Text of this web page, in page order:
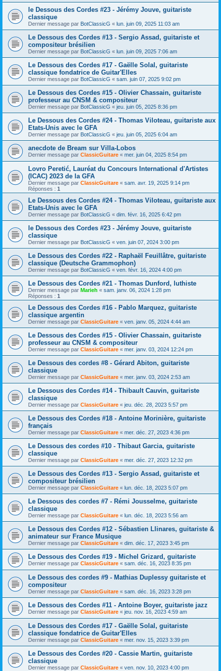
le Dessous des Cordes #23 - Jérémy Jouve, guitariste
classique
Dernier message par BotClassicG « lun. juin 09, 2025 11:03 am
Le Dessous des Cordes #13 - Sergio Assad, guitariste et
compositeur brésilien
Dernier message par BotClassicG « lun. juin 09, 2025 7:06 am
Le Dessous des Cordes #17 - Gaëlle Solal, guitariste
classique fondatrice de Guitar'Elles
Dernier message par BotClassicG « sam. juin 07, 2025 9:02 pm
Le Dessous des Cordes #15 - Olivier Chassain, guitariste
professeur au CNSM & compositeur
Dernier message par BotClassicG « jeu. juin 05, 2025 8:36 pm
Le Dessous des Cordes #24 - Thomas Viloteau, guitariste aux
Etats-Unis avec le GFA
Dernier message par BotClassicG « jeu. juin 05, 2025 6:04 am
anecdote de Bream sur Villa-Lobos
Dernier message par ClassicGuitare « mer. juin 04, 2025 8:54 pm
Lovro Peretić, Lauréat du Concours International d'Artistes
(ICAC) 2023 de la GFA
Dernier message par ClassicGuitare « sam. avr. 19, 2025 9:14 pm
Réponses : 1
Le Dessous des Cordes #24 - Thomas Viloteau, guitariste aux
Etats-Unis avec le GFA
Dernier message par BotClassicG « dim. févr. 16, 2025 6:42 pm
le Dessous des Cordes #23 - Jérémy Jouve, guitariste
classique
Dernier message par BotClassicG « ven. juin 07, 2024 3:00 pm
Le Dessous des Cordes #22 - Raphaël Feuillâtre, guitariste
classique (Deutsche Grammophon)
Dernier message par BotClassicG « ven. févr. 16, 2024 4:00 pm
Le Dessous des Cordes #21 - Thomas Dunford, luthiste
Dernier message par Marieh « sam. janv. 06, 2024 1:28 pm
Réponses : 1
Le Dessous des Cordes #16 - Pablo Marquez, guitariste
classique argentin
Dernier message par ClassicGuitare « ven. janv. 05, 2024 4:44 am
Le Dessous des Cordes #15 - Olivier Chassain, guitariste
professeur au CNSM & compositeur
Dernier message par ClassicGuitare « mer. janv. 03, 2024 12:24 pm
Le Dessous des cordes #8 - Gérard Abiton, guitariste
classique
Dernier message par ClassicGuitare « mer. janv. 03, 2024 2:53 am
Le Dessous des Cordes #14 - Thibault Cauvin, guitariste
classique
Dernier message par ClassicGuitare « jeu. déc. 28, 2023 5:57 pm
Le Dessous des Cordes #18 - Antoine Morinière, guitariste
français
Dernier message par ClassicGuitare « mer. déc. 27, 2023 4:36 pm
Le Dessous des cordes #10 - Thibaut Garcia, guitariste
classique
Dernier message par ClassicGuitare « mer. déc. 27, 2023 12:32 pm
Le Dessous des Cordes #13 - Sergio Assad, guitariste et
compositeur brésilien
Dernier message par ClassicGuitare « lun. déc. 18, 2023 5:07 pm
Le Dessous des cordes #7 - Rémi Jousselme, guitariste
classique
Dernier message par ClassicGuitare « lun. déc. 18, 2023 5:56 am
Le Dessous des Cordes #12 - Sébastien Llinares, guitariste &
animateur sur France Musique
Dernier message par ClassicGuitare « dim. déc. 17, 2023 3:45 pm
Le Dessous des Cordes #19 - Michel Grizard, guitariste
Dernier message par ClassicGuitare « sam. déc. 16, 2023 8:35 pm
Le Dessous des cordes #9 - Mathias Duplessy guitariste et
compositeur
Dernier message par ClassicGuitare « sam. déc. 16, 2023 3:28 pm
Le Dessous des Cordes #11 - Antoine Boyer, guitariste jazz
Dernier message par ClassicGuitare « jeu. nov. 16, 2023 4:59 am
Le Dessous des Cordes #17 - Gaëlle Solal, guitariste
classique fondatrice de Guitar'Elles
Dernier message par ClassicGuitare « mer. nov. 15, 2023 3:39 pm
Le Dessous des Cordes #20 - Cassie Martin, guitariste
classique
Dernier message par ClassicGuitare « ven. nov. 10, 2023 4:00 pm